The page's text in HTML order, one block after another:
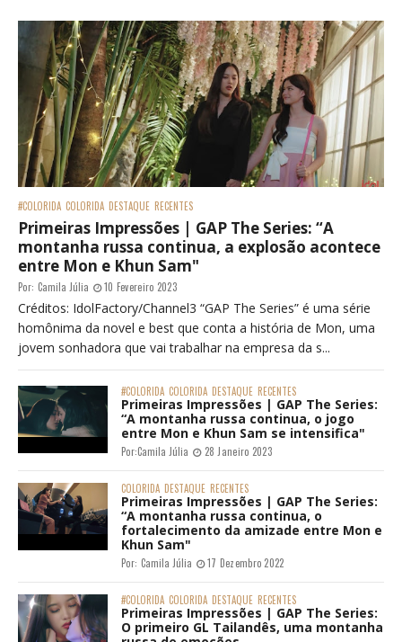
#COLORIDA COLORIDA DESTAQUE RECENTES
Primeiras Impressões | GAP The Series: “A
montanha russa continua, a explosão acontece
entre Mon e Khun Sam"
Por: Camila Júlia 10 Fevereiro 2023
Créditos: IdolFactory/Channel3 “GAP The Series” é uma série
homônima da novel e best que conta a história de Mon, uma
jovem sonhadora que vai trabalhar na empresa da s...
#COLORIDA COLORIDA DESTAQUE RECENTES
Primeiras Impressões | GAP The Series:
“A montanha russa continua, o jogo
entre Mon e Khun Sam se intensifica"
Por:Camila Júlia 28 Janeiro 2023
COLORIDA DESTAQUE RECENTES
Primeiras Impressões | GAP The Series:
“A montanha russa continua, o
fortalecimento da amizade entre Mon e
Khun Sam"
Por: Camila Júlia 17 Dezembro 2022
#COLORIDA COLORIDA DESTAQUE RECENTES
Primeiras Impressões | GAP The Series:
O primeiro GL Tailandês, uma montanha